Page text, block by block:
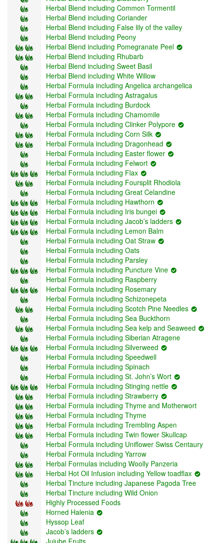
Herbal Blend including Common Tormentil
Herbal Blend including Coriander
Herbal Blend including False lily of the valley
Herbal Blend including Peony
Herbal Blend including Pomegranate Peel
Herbal Blend including Rhubarb
Herbal Blend including Sweet Basil
Herbal Blend including White Willow
Herbal Formula including Angelica archangelica
Herbal Formula including Astragalus
Herbal Formula including Burdock
Herbal Formula including Chamomile
Herbal Formula including Clinker Polypore
Herbal Formula including Corn Silk
Herbal Formula including Dragonhead
Herbal Formula including Easter flower
Herbal Formula including Felwort
Herbal Formula including Flax
Herbal Formula including Foursplit Rhodiola
Herbal Formula including Great Celandine
Herbal Formula including Hawthorn
Herbal Formula including Iris bungei
Herbal Formula including Jacob’s ladders
Herbal Formula including Lemon Balm
Herbal Formula including Oat Straw
Herbal Formula including Oats
Herbal Formula including Parsley
Herbal Formula including Puncture Vine
Herbal Formula including Raspberry
Herbal Formula including Rosemary
Herbal Formula including Schizonepeta
Herbal Formula including Scotch Pine Needles
Herbal Formula including Sea Buckthorn
Herbal Formula including Sea kelp and Seaweed
Herbal Formula including Siberian Atragene
Herbal Formula including Silverweed
Herbal Formula including Speedwell
Herbal Formula including Spinach
Herbal Formula including St. John’s Wort
Herbal Formula including Stinging nettle
Herbal Formula including Strawberry
Herbal Formula including Thyme and Motherwort
Herbal Formula including Thyme
Herbal Formula including Trembling Aspen
Herbal Formula including Twin flower Skullcap
Herbal Formula including Uniflower Swiss Centaury
Herbal Formula including Yarrow
Herbal Formulas including Woolly Panzeria
Herbal Hot Oil Infusion including Yellow toadflax
Herbal Tincture including Japanese Pagoda Tree
Herbal Tincture including Wild Onion
Highly Processed Foods
Horned Halenia
Hyssop Leaf
Jacob’s ladders
Jujube Fruits